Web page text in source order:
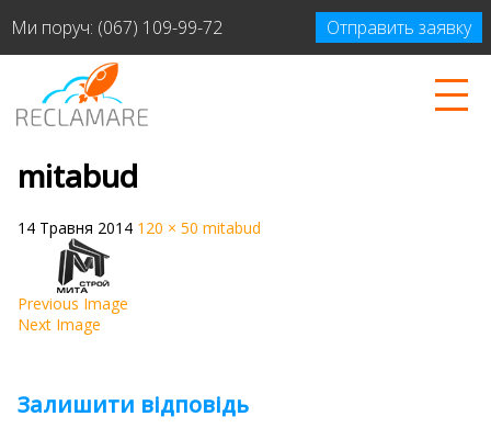
Ми поруч: (067) 109-99-72 Отправить заявку
mitabud
14 Травня 2014 120 × 50 mitabud
Previous Image
Next Image
Залишити відповідь